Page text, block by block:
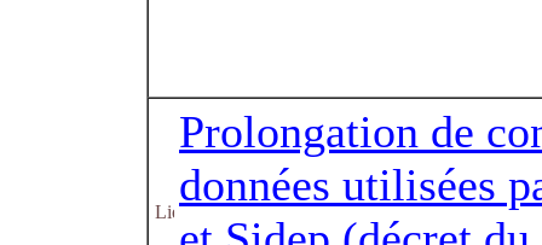
Prolongation de
données utilisées